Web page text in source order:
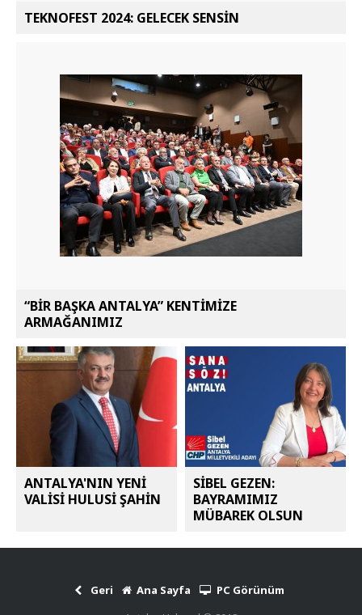
TEKNOFEST 2024: GELECEK SENSİN
“BİR BAŞKA ANTALYA” KENTİMİZE
ARMAĞANIMIZ
ANTALYA'NIN YENİ
VALİSİ HULUSİ ŞAHİN
SİBEL GEZEN:
BAYRAMIMIZ
MÜBAREK OLSUN
Geri Ana Sayfa
PC Görünüm